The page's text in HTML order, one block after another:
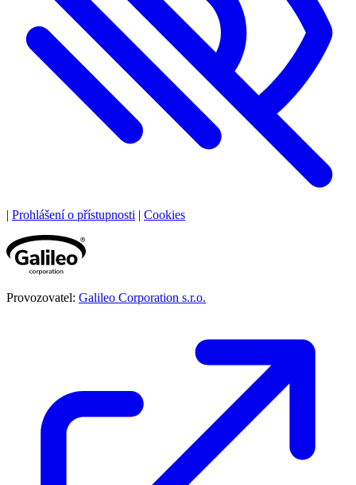
| Prohlášení o přístupnosti | Cookies
Provozovatel: Galileo Corporation s.r.o.